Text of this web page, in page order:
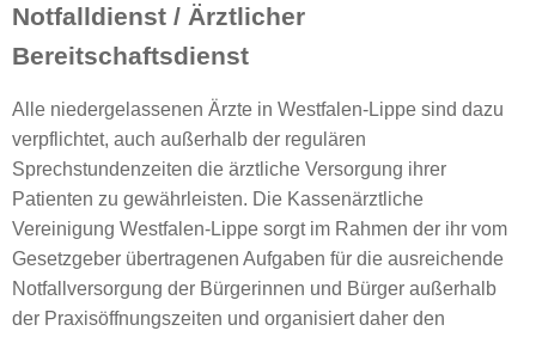
Notfalldienst / Ärztlicher
Bereitschaftsdienst
Alle niedergelassenen Ärzte in Westfalen-Lippe sind dazu
verpflichtet, auch außerhalb der regulären
Sprechstundenzeiten die ärztliche Versorgung ihrer
Patienten zu gewährleisten. Die Kassenärztliche
Vereinigung Westfalen-Lippe sorgt im Rahmen der ihr vom
Gesetzgeber übertragenen Aufgaben für die ausreichende
Notfallversorgung der Bürgerinnen und Bürger außerhalb
der Praxisöffnungszeiten und organisiert daher den